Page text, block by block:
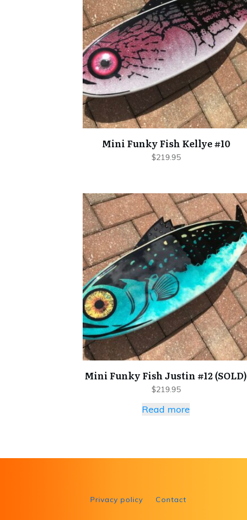
Mini Funky Fish Kellye #10
$219.95
Mini Funky Fish Justin #12 (SOLD)
$219.95
Read more
Privacy policy Contact